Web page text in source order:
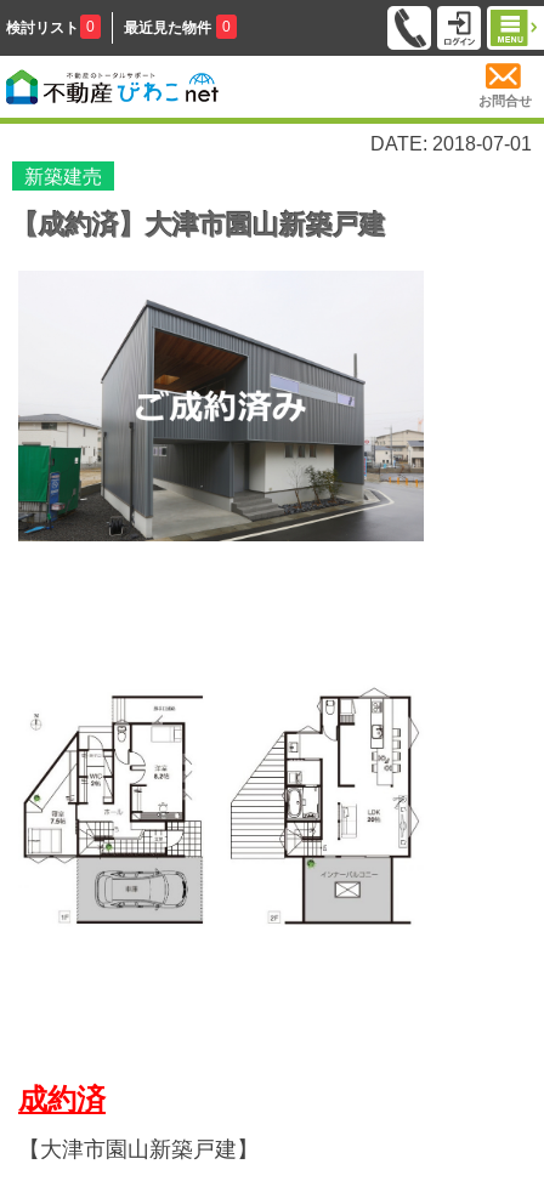
検討リスト 0 最近見た物件 0
お問合せ
DATE: 2018-07-01
新築建売
【成約済】大津市園山新築戸建
成約済
【大津市園山新築戸建】